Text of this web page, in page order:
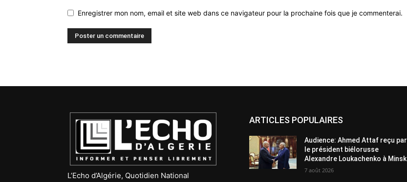
Enregistrer mon nom, email et site web dans ce navigateur pour la prochaine fois que je commenterai.
L’Echo d’Algérie, Quotidien National
ARTICLES POPULAIRES
Audience: Ahmed Attaf reçu par
le président biélorusse
Alexandre Loukachenko à Minsk
7 août 2026